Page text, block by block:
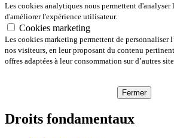
Les cookies analytiques nous permettent
d'améliorer l'expérience utilisateur.
Cookies marketing
Les cookies marketing permettent de personnaliser
nos visiteurs, en leur proposant du contenu
offres adaptées à leur consommation sur d’autres
Fermer
Droits fondamentaux